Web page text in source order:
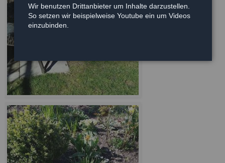
Wir benutzen Drittanbieter um Inhalte darzustellen.
So setzen wir beispielweise Youtube ein um Videos
einzubinden.